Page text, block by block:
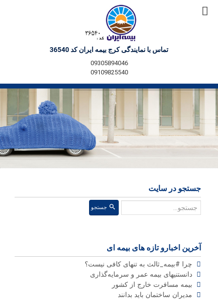
تماس با نمایندگی کرج بیمه ایران کد 36540
09305894046
09109825540
جستجو در سایت
جستجوجستجو
آخرین اخبارو تازه های بیمه ای
چرا #بیمه_ثالث به تنهای کافی نیست؟
دانستنیهای بیمه عمر و سرمایه‌گذاری
بیمه مسافرت خارج از کشور
مدیران ساختمان باید بدانند